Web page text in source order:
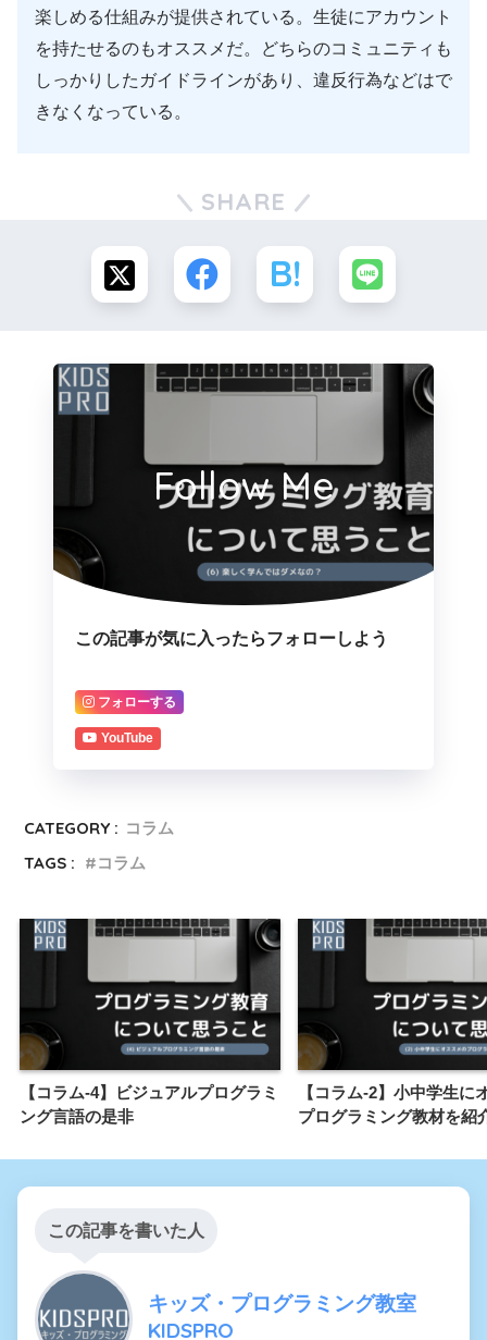
楽しめる仕組みが提供されている。生徒にアカウント
を持たせるのもオススメだ。どちらのコミュニティも
しっかりしたガイドラインがあり、違反行為などはで
きなくなっている。
SHARE
Follow Me
この記事が気に入ったらフォローしよう
フォローする
YouTube
CATEGORY : コラム
TAGS :
コラム
【コラム-4】ビジュアルプログラミ
ング言語の是非
【コラム-2】小中学生に
プログラミング教材を紹
この記事を書いた人
キッズ・プログラミング教室
KIDSPRO